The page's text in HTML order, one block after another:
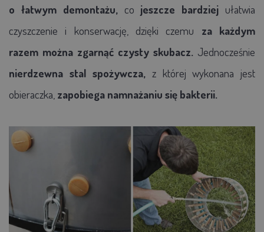
o łatwym demontażu,co jeszcze bardziej ułatwia
czyszczenie i konserwację, dzięki czemu za każdym
razem można zgarnąć czysty skubacz. Jednocześnie
nierdzewna stal spożywcza, z której wykonana jest
obieraczka, zapobiega namnażaniu się bakterii.